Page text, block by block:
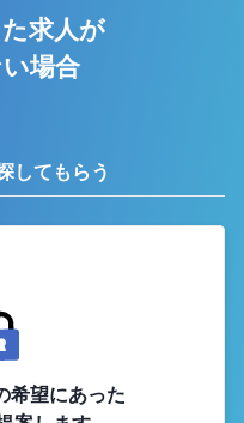
求人が
場合
してもらう
希望にあった